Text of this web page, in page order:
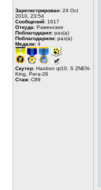
Зарегистрирован: 24 Oct
2010, 23:54
Сообщений: 1617
Откуда: Раменское
Поблагодарил: раз(а)
Поблагодарили: раз(а)
Медали: 4
Скутер: Haobon qt10, S ZNEN-
King, Рига-26
Стаж: C89